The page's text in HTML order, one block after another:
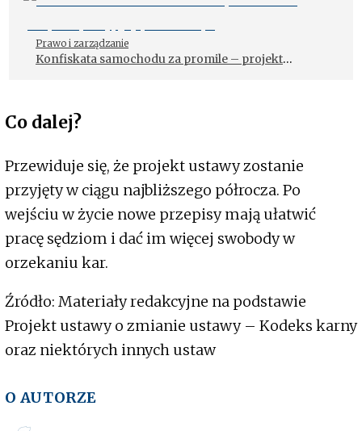
Prawo i zarządzanie
Konfiskata samochodu za promile – projekt
Co dalej?
Przewiduje się, że projekt ustawy zostanie
przyjęty w ciągu najbliższego półrocza. Po
wejściu w życie nowe przepisy mają ułatwić
pracę sędziom i dać im więcej swobody w
orzekaniu kar.
Źródło: Materiały redakcyjne na podstawie
Projekt ustawy o zmianie ustawy – Kodeks karny
oraz niektórych innych ustaw
O AUTORZE